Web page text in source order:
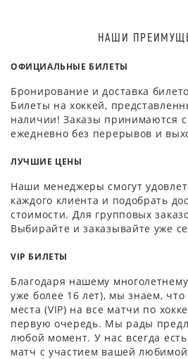
НАШИ
ОФИЦИАЛЬНЫЕ БИЛЕТЫ
Бронирование и доставка
Билеты на хоккей,
наличии! Заказы принимаются
ежедневно без перерывов и
ЛУЧШИЕ ЦЕНЫ
Наши менеджеры смогут
каждого клиента и подобрать
стоимости. Для групповых
Выбирайте и заказывайте уже
VIP БИЛЕТЫ
Благодаря нашему
уже более 16 лет), мы знаем,
места (VIP) на все матчи по
первую очередь. Мы рады
любой момент. У нас всегда
матч с участием вашей